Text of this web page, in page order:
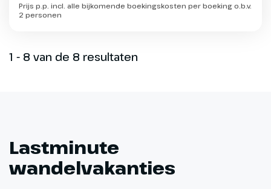
Prijs p.p. incl. alle bijkomende boekingskosten per boeking o.b.v.
2 personen
1 - 8 van de 8 resultaten
Lastminute
wandelvakanties